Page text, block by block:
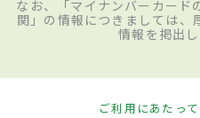
なお、「マイナンバーカード
関」の情報につきましては、
情報を掲出し
ご利用にあたって